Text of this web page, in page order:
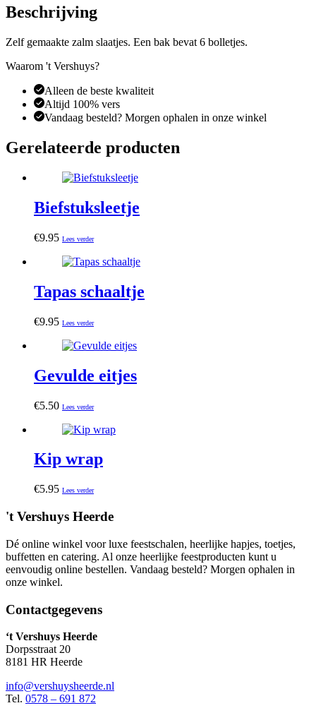
Beschrijving
Zelf gemaakte zalm slaatjes. Een bak bevat 6 bolletjes.
Waarom 't Vershuys?
Alleen de beste kwaliteit
Altijd 100% vers
Vandaag besteld? Morgen ophalen in onze winkel
Gerelateerde producten
Biefstuksleetje
€9.95 Lees verder
Tapas schaaltje
€9.95 Lees verder
Gevulde eitjes
€5.50 Lees verder
Kip wrap
€5.95 Lees verder
't Vershuys Heerde
Dé online winkel voor luxe feestschalen, heerlijke hapjes, toetjes,
buffetten en catering. Al onze heerlijke feestproducten kunt u
eenvoudig online bestellen. Vandaag besteld? Morgen ophalen in
onze winkel.
Contactgegevens
‘t Vershuys Heerde
Dorpsstraat 20
8181 HR Heerde
info@vershuysheerde.nl
Tel. 0578 – 691 872